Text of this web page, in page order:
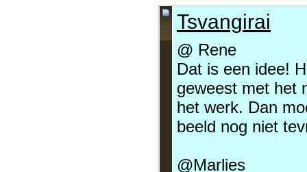
Tsvangirai
@ Rene
Dat is een idee!
geweest met het
het werk. Dan
beeld nog niet
@Marlies